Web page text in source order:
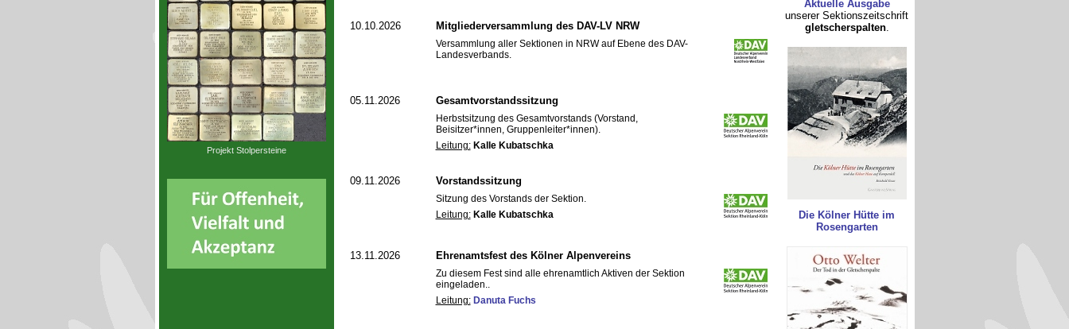
Projekt Stolpersteine
10.10.2026 Mitgliederversammlung des DAV-LV NRW
Versammlung aller Sektionen in NRW auf Ebene des DAV-
Landesverbands.
05.11.2026 Gesamtvorstandssitzung
Herbstsitzung des Gesamtvorstands (Vorstand,
Beisitzer*innen, Gruppenleiter*innen).
Leitung: Kalle Kubatschka
09.11.2026 Vorstandssitzung
Sitzung des Vorstands der Sektion.
Leitung: Kalle Kubatschka
13.11.2026 Ehrenamtsfest des Kölner Alpenvereins
Zu diesem Fest sind alle ehrenamtlich Aktiven der Sektion
eingeladen..
Leitung: Danuta Fuchs
Aktuelle Ausgabe
unserer Sektionszeitschrift
gletscherspalten.
Die Kölner Hütte im
Rosengarten